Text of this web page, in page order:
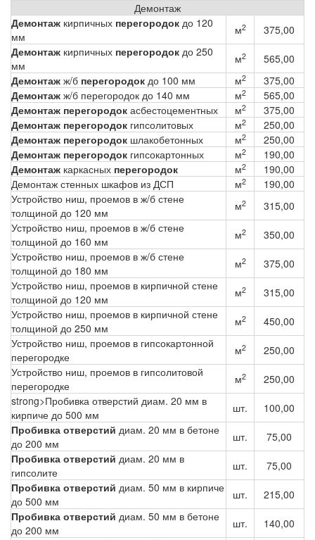
Демонтаж
Демонтаж кирпичных перегородок до 120
мм
м2
375,00
Демонтаж кирпичных перегородок до 250
мм
м2
565,00
Демонтаж ж/б перегородок до 100 мм м2
375,00
Демонтаж ж/б перегородок до 140 мм м2
565,00
Демонтаж перегородок асбестоцементных м2
375,00
Демонтаж перегородок гипсолитовых м2
250,00
Демонтаж перегородок шлакобетонных м2
250,00
Демонтаж перегородок гипсокартонных м2
190,00
Демонтаж каркасных перегородок м2
190,00
Демонтаж стенных шкафов из ДСП
м2
190,00
Устройство ниш, проемов в ж/б стене
толщиной до 120 мм
м2
315,00
Устройство ниш, проемов в ж/б стене
толщиной до 160 мм
м2
350,00
Устройство ниш, проемов в ж/б стене
толщиной до 180 мм
м2
375,00
Устройство ниш, проемов в кирпичной стене
толщиной до 120 мм
м2
315,00
Устройство ниш, проемов в кирпичной стене
толщиной до 250 мм
м2
450,00
Устройство ниш, проемов в гипсокартонной
перегородке
м2
250,00
Устройство ниш, проемов в гипсолитовой
перегородке
м2
250,00
strong>Пробивка отверстий диам. 20 мм в
кирпиче до 500 мм
шт.
100,00
Пробивка отверстий диам. 20 мм в бетоне
до 200 мм
шт.
75,00
Пробивка отверстий диам. 20 мм в
гипсолите
шт.
75,00
Пробивка отверстий диам. 50 мм в кирпиче
до 500 мм
шт.
215,00
Пробивка отверстий диам. 50 мм в бетоне
до 200 мм
шт.
140,00